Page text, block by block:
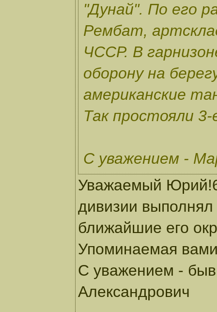
"Дунай". По его
Рембат,
ЧССР. В
оборону на
американские
Так простояли
С уважением -
Уважаемый
дивизии выполнял
ближайшие его
Упоминаемая
С уважением -
Александрович